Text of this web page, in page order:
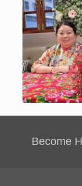
Become